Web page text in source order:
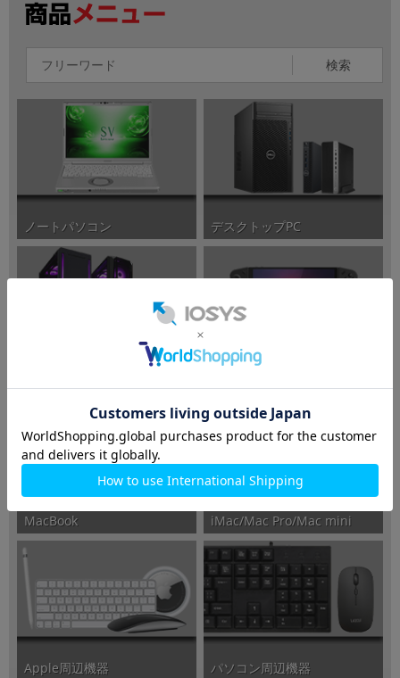
検索
ノートパソコン デスクトップPC
MacBook iMac/Mac Pro/Mac mini
Apple周辺機器 パソコン周辺機器